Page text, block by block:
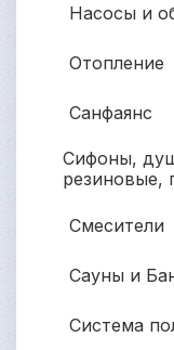
Насосы и
Отопление
Санфаянс
Сифоны,
резиновые,
Смесители
Сауны и
Система